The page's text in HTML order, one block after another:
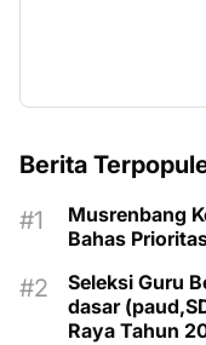
Berita
Musrenbang
Bahas
Seleksi Guru
dasar
Raya Tahun